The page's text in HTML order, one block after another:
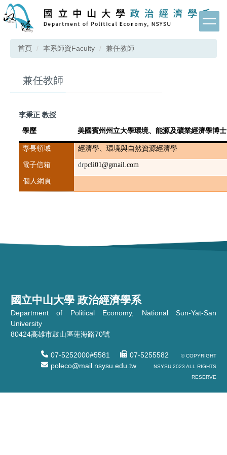
跳
到
要
首頁 本系師資Faculty 兼任教師
兼任教師
李秉正 教授
學歷 美國賓州州立大學環境、能源及礦業經濟學博士
專長領域 經濟學、環境與自然資源經濟學
電子信箱 drpcli01@gmail.com
個人網頁
國立中山大學 政治經濟學系
Department of Political Economy, National Sun-Yat-San
University
80424高雄市鼓山區蓮海路70號
07-5252000#5581
07-5255582
poleco@mail.nsysu.edu.tw
© COPYRIGHT
NSYSU 2023 ALL RIGHTS
RESERVE